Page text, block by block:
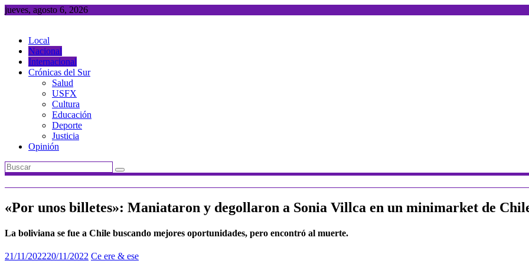
Saltar
jueves, agosto 6, 2026
Local
Nacional
Internacional
Crónicas del Sur
Salud
USFX
Cultura
Educación
Deporte
Justicia
Opinión
«Por unos billetes»: Maniataron y degollaron a Sonia Villca en un minimarket de
La boliviana se fue a Chile buscando mejores oportunidades, pero encontró al muerte.
21/11/202220/11/2022 Ce ere & ese